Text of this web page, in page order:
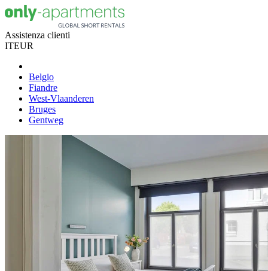
Assistenza clienti
ITEUR
Belgio
Fiandre
West-Vlaanderen
Bruges
Gentweg